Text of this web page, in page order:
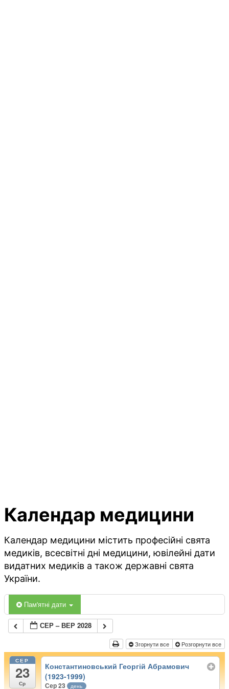
Календар медицини
Календар медицини містить професійні свята
медиків, всесвітні дні медицини, ювілейні дати
видатних медиків а також державні свята
України.
Пам'ятні дати
СЕР – ВЕР 2028
Згорнути все Розгорнути все
СЕР
23
Ср
Константиновський Георгій Абрамович
(1923-1999)
Сер 23 день